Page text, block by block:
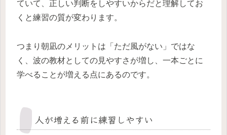
ていて、正しい判断をしやすいからだと理解してお
くと練習の質が変わります。
つまり朝凪のメリットは「ただ風がない」ではな
く、波の教材としての見やすさが増し、一本ごとに
学べることが増える点にあるのです。
人が増える前に練習しやすい